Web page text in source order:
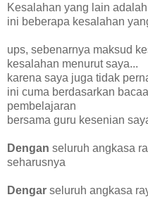
Kesalahan yang lain
ini beberapa kesalahan
ups, sebenarnya maksud
kesalahan menurut saya...
karena saya juga tidak
ini cuma berdasarkan
pembelajaran
bersama guru kesenian
Dengan seluruh angkasa
seharusnya
Dengar seluruh angkasa